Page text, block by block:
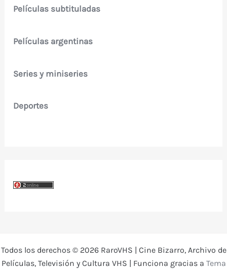
Películas subtituladas
Películas argentinas
Series y miniseries
Deportes
Todos los derechos © 2026 RaroVHS | Cine Bizarro, Archivo de
Películas, Televisión y Cultura VHS | Funciona gracias a Tema